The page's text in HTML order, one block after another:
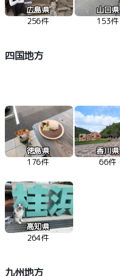
広島県
256件
山口県
153件
四国地方
徳島県
176件
香川県
66件
高知県
264件
九州地方